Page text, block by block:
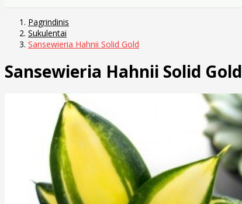
Pagrindinis
Sukulentai
Sansewieria Hahnii Solid Gold
Sansewieria Hahnii Solid Gold